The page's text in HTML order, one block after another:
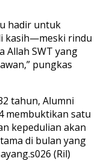
hadir untuk
kasih—meski rindu
Allah SWT yang
pungkas
tahun, Alumni
membuktikan satu
kepedulian akan
di bulan yang
(Ril)